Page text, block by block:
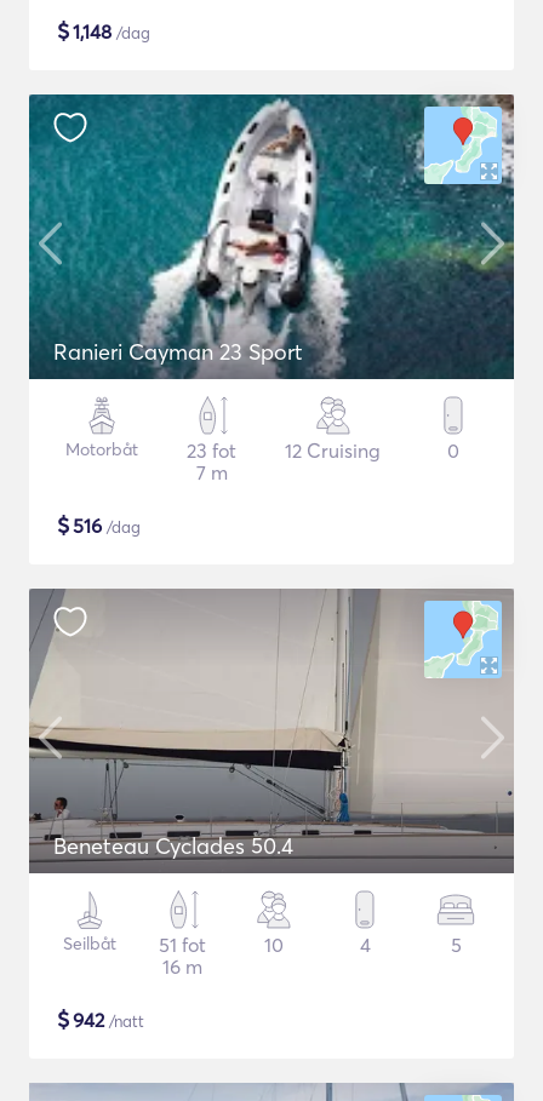
$1,148 /dag
Ranieri Cayman 23 Sport
Motorbåt
23 fot
7 m
12 Cruising 0
$516 /dag
Beneteau Cyclades 50.4
Seilbåt
51 fot
16 m
10 4 5
$942/natt